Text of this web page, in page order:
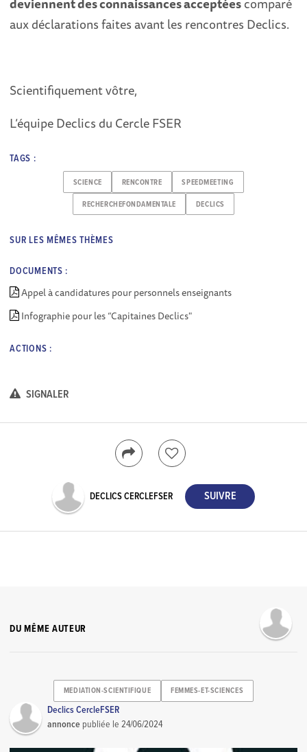
aux déclarations faites avant les rencontres Declics.
Scientifiquement vôtre,
L’équipe Declics du Cercle FSER
TAGS :
SCIENCE RENCONTRE SPEEDMEETING
RECHERCHEFONDAMENTALE DECLICS
SUR LES MÊMES THÈMES
DOCUMENTS :
Appel à candidatures pour personnels enseignants
Infographie pour les “Capitaines Declics"
ACTIONS :
SIGNALER
DECLICS CERCLEFSER
DU MÊME AUTEUR
MEDIATION-SCIENTIFIQUE FEMMES-ET-SCIENCES
Declics CercleFSER
annonce publiée le24/06/2024